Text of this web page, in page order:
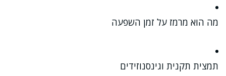
מה הוא מרמז על זמן השפעה
תמצית תקנית וגינסנוזידים